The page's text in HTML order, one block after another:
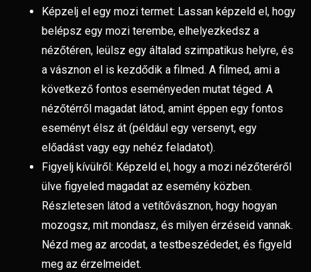
Képzelj el egy mozi termet: Lassan képzeld el, hogy
belépsz egy mozi terembe, elhelyezkedsz a
nézőtéren, leülsz egy általad szimpatikus helyre, és
a vásznon el is kezdődik a filmed. A filmed, ami a
következő fontos eseményeden mutat téged. A
nézőtérről magadat látod, amint éppen egy fontos
eseményt élsz át (például egy versenyt, egy
előadást vagy egy nehéz feladatot).
Figyelj kívülről: Képzeld el, hogy a mozi nézőteréről
ülve figyeled magadat az esemény közben.
Részletesen látod a vetítővásznon, hogy hogyan
mozogsz, mit mondasz, és milyen érzéseid vannak.
Nézd meg az arcodat, a testbeszédedet, és figyeld
meg az érzelmeidet.